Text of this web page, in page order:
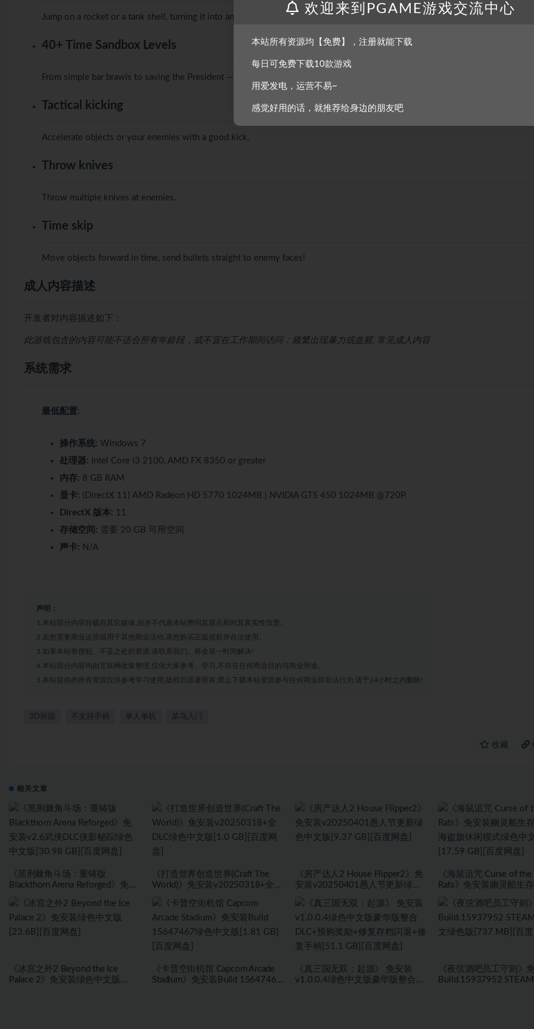
Jump on a rocket or a tank shell, turning it into an explosive hoverboard.
40+ Time Sandbox Levels
From simple bar brawls to saving the President — each level is unique and it’s up to you how to solve its puzzles.
Tactical kicking
Accelerate objects or your enemies with a good kick.
Throw knives
Throw multiple knives at enemies.
Time skip
Move objects forward in time, send bullets straight to enemy faces!
成人内容描述
开发者对内容描述如下：
此游戏包含的内容可能不适合所有年龄段，或不宜在工作期间访问：频繁出现暴力或血腥, 常见成人内容
系统需求
最低配置:
操作系统: Windows 7
处理器: Intel Core i3 2100, AMD FX 8350 or greater
内存: 8 GB RAM
显卡: (DirectX 11) AMD Radeon HD 5770 1024MB | NVIDIA GTS 450 1024MB @720P.
DirectX 版本: 11
存储空间: 需要 20 GB 可用空间
声卡: N/A
声明：
1.本站部分内容转载自其它媒体,但并不代表本站赞同其观点和对其真实性负责。
2.若您需要商业运营或用于其他商业活动,请您购买正版授权并合法使用。
3.如果本站有侵犯、不妥之处的资源,请联系我们。将会第一时间解决!
4.本站部分内容均由互联网收集整理,仅供大家参考、学习,不存在任何商业目的与商业用途。
5.本站提供的所有资源仅供参考学习使用,版权归原著所有,禁止下载本站资源参与任何商业和非法行为,请于24小时之内删除!
3D画面 不支持手柄 单人单机 菜鸟入门
收藏
相关文章
《黑荆棘角斗场：重铸版
Blackthorn Arena Reforged》免安
版[30.98 GB][百度网盘]
《打造世界创造世界(Craft The
World)》免安装v20250318+全
盘]
《房产达人2 House Flipper2》免
安装v20250401愚人节更新绿色
《海鼠诅咒 Curse of the
Rats》免安装幽灵船生
GB][百度网盘]
《冰宫之外2 Beyond the Ice
Palace 2》免安装绿色中文版
《卡普空街机馆 Capcom Arcade
Stadium》免安装Build 15647467
《真三国无双：起源》 免安装
v1.0.0.4绿色中文版豪华版整合
《夜弦酒吧员工守则》
Build.15937952
欢迎来到PGAME游戏交流中心
本站所有资源均【免费】，注册就能下载
每日可免费下载10款游戏
用爱发电，运营不易~
感觉好用的话，就推荐给身边的朋友吧